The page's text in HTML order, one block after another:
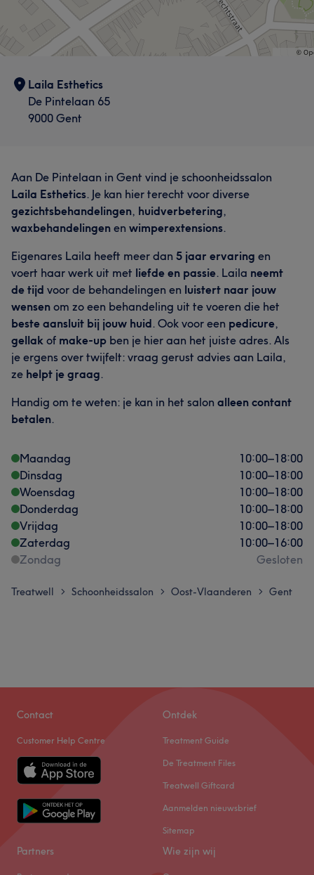
Laila Esthetics
De Pintelaan 65
9000 Gent
Aan De Pintelaan in Gent vind je schoonheidssalon
Laila Esthetics. Je kan hier terecht voor diverse
gezichtsbehandelingen, huidverbetering,
waxbehandelingen en wimperextensions.
Eigenares Laila heeft meer dan 5 jaar ervaring en
voert haar werk uit met liefde en passie. Laila neemt
de tijd voor de behandelingen en luistert naar jouw
wensen om zo een behandeling uit te voeren die het
beste aansluit bij jouw huid. Ook voor een pedicure,
gellak of make-up ben je hier aan het juiste adres. Als
je ergens over twijfelt: vraag gerust advies aan Laila,
ze helpt je graag.
Handig om te weten: je kan in het salon alleen contant
betalen.
Maandag 10:00–18:00
Dinsdag
10:00–18:00
Woensdag
10:00–18:00
Donderdag
10:00–18:00
Vrijdag
10:00–18:00
Zaterdag
10:00–16:00
Zondag
Gesloten
Treatwell > Schoonheidssalon > Oost-Vlaanderen > Gent
Contact
Customer Help Centre
Ontdek
Treatment Guide
De Treatment Files
Treatwell Giftcard
Aanmelden nieuwsbrief
Sitemap
Partners Wie zijn wij